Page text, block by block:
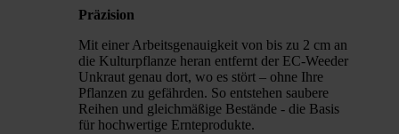
Präzision
Mit einer Arbeitsgenauigkeit von bis zu 2 cm an
die Kulturpflanze heran entfernt der EC-Weeder
Unkraut genau dort, wo es stört – ohne Ihre
Pflanzen zu gefährden. So entstehen saubere
Reihen und gleichmäßige Bestände - die Basis
für hochwertige Ernteprodukte.